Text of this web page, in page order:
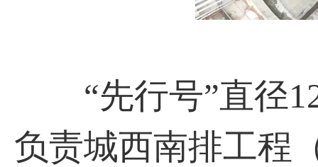
“先行号”直径
负责城西南排工程